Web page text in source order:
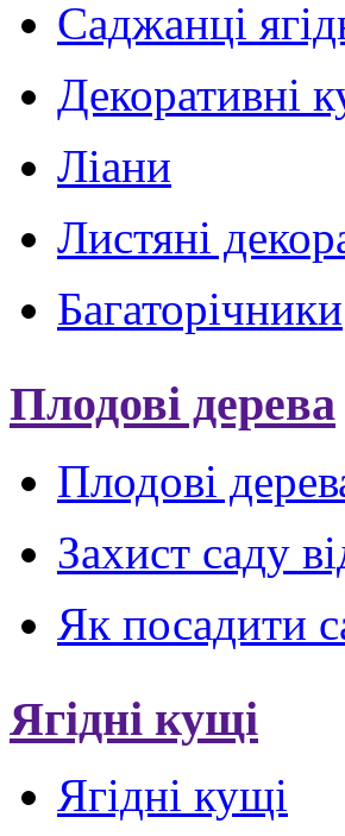
Саджанці
Декоративні
Ліани
Листяні
Багаторічники
Плодові дерева
Плодові
Захист саду
Як посадити
Ягідні кущі
Ягідні кущі